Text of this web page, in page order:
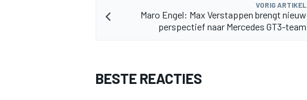
VORIG ARTIKEL
Maro Engel: Max Verstappen brengt nieuw
perspectief naar Mercedes GT3-team
BESTE REACTIES